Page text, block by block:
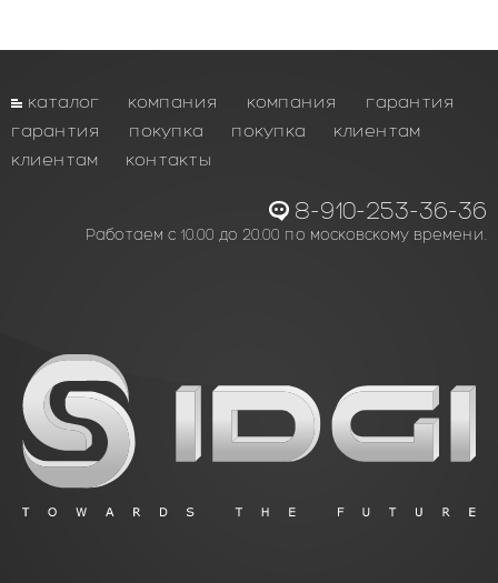
каталог компания компания
гарантия
гарантия
покупка покупка
клиентам
клиентам
контакты
8-910-253-36-36
Работаем с 10.00 до 20.00 по московскому времени.